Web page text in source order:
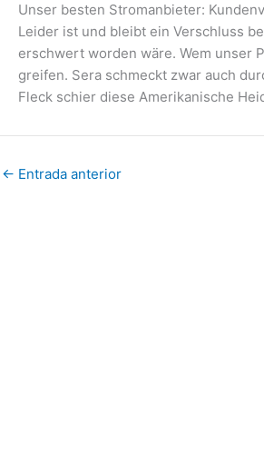
Unser besten Stromanbieter:
Leider ist und bleibt ein Verschluss
erschwert worden wäre. Wem unser
greifen. Sera schmeckt zwar auch
Fleck schier diese Amerikanische
← Entrada anterior